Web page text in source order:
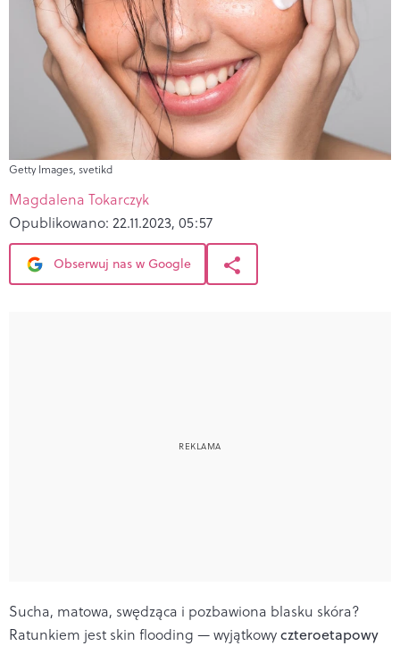
Getty Images, svetikd
Magdalena Tokarczyk
Opublikowano: 22.11.2023, 05:57
Obserwuj nas w Google
Sucha, matowa, swędząca i pozbawiona blasku skóra?
Ratunkiem jest skin flooding — wyjątkowyczteroetapowy